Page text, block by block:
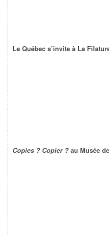
Le Québec s’invite à La
Copies ? Copier ? au Musée